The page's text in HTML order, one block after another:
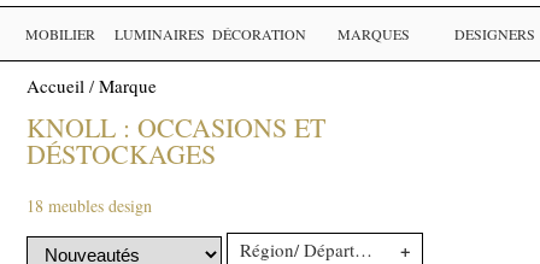
MOBILIER LUMINAIRES DÉCORATION MARQUES DESIGNERS
Accueil /Marque
KNOLL : OCCASIONS ET
DÉSTOCKAGES
18 meubles design
Région/ Département +